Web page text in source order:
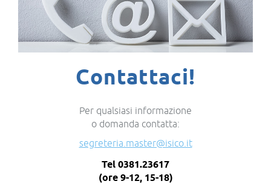
Contattaci!
Per qualsiasi informazione
o domanda contatta:
segreteria.master@isico.it
Tel 0381.23617
(ore 9-12, 15-18)